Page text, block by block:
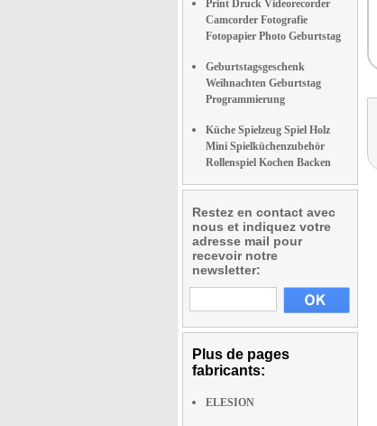
Print Druck Videorecorder
Camcorder Fotografie
Fotopapier Photo Geburtstag
Geburtstagsgeschenk
Weihnachten Geburtstag
Programmierung
Küche Spielzeug Spiel Holz
Mini Spielküchenzubehör
Rollenspiel Kochen Backen
Restez en contact avec
nous et indiquez votre
adresse mail pour
recevoir notre
newsletter:
Plus de pages
fabricants:
ELESION